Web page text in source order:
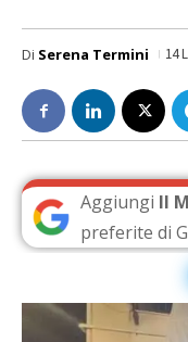
Di Serena Termini 14
Aggiungi Il
preferite di